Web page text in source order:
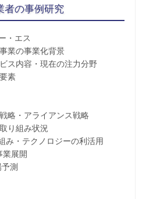
の事例研究
・エス
の事業化背景
内容・現在の注力分野
素
・アライアンス戦略
り組み状況
・テクノロジーの利活用
展開
測